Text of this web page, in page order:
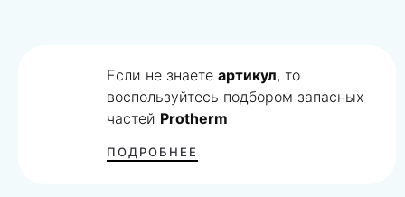
Если не знаетеартикул, то
воспользуйтесь подбором запасных
частей Protherm
ПОДРОБНЕЕ